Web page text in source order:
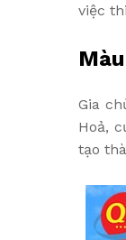
việc
Gia
Hoả,
tạo